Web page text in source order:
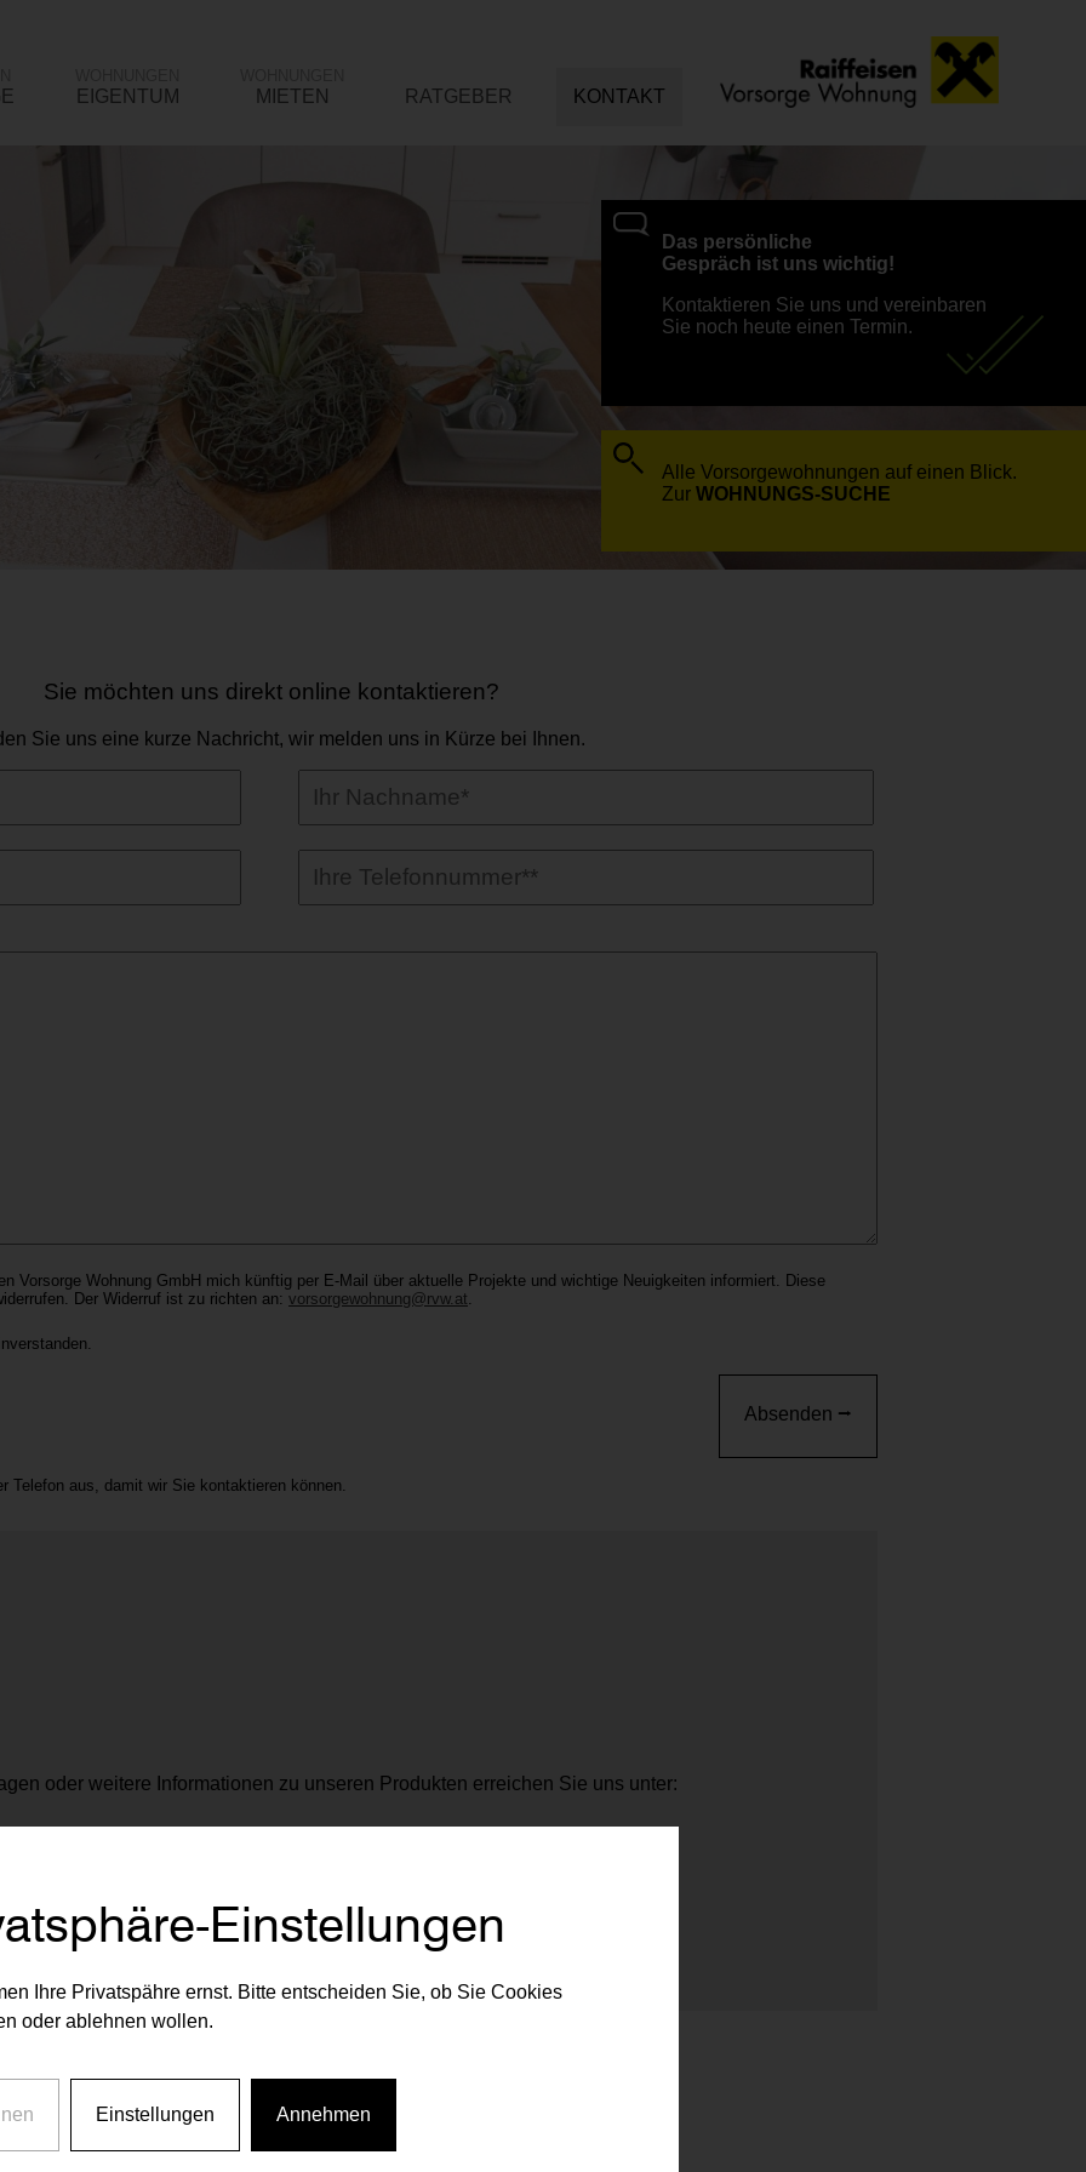
Das persönliche
Gespräch ist uns wichtig!
Kontaktieren Sie uns und vereinbaren
Sie noch heute einen Termin.
Alle Vorsorgewohnungen auf einen Blick.
Zur WOHNUNGS-SUCHE
EIGENTUM MIETEN RATGEBER KONTAKT
Sie möchten uns direkt online kontaktieren?
Sie uns eine kurze Nachricht, wir melden uns in Kürze bei Ihnen.
Vorsorge Wohnung GmbH mich künftig per E-Mail über aktuelle Projekte und wichtige Neuigkeiten informiert. Diese
Der Widerruf ist zu richten an: vorsorgewohnung@rvw.at
Telefon aus, damit wir Sie kontaktieren können.
oder weitere Informationen zu unseren Produkten erreichen Sie uns unter:
Einstellungen
Ihre Privatspähre ernst. Bitte entscheiden Sie, ob Sie Cookies
oder ablehnen wollen.
Einstellungen Annehmen